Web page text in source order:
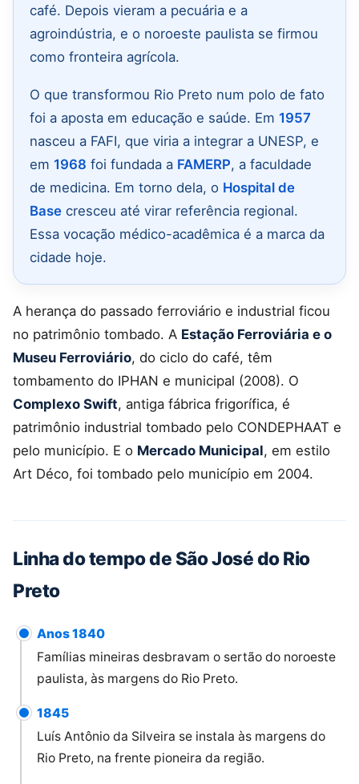
café. Depois vieram a pecuária e a
agroindústria, e o noroeste paulista se firmou
como fronteira agrícola.
O que transformou Rio Preto num polo de fato
foi a aposta em educação e saúde. Em 1957
nasceu a FAFI, que viria a integrar a UNESP, e
em 1968 foi fundada a FAMERP, a faculdade
de medicina. Em torno dela, o Hospital de
Base cresceu até virar referência regional.
Essa vocação médico-acadêmica é a marca da
cidade hoje.
A herança do passado ferroviário e industrial ficou
no patrimônio tombado. A Estação Ferroviária e o
Museu Ferroviário, do ciclo do café, têm
tombamento do IPHAN e municipal (2008). O
Complexo Swift, antiga fábrica frigorífica, é
patrimônio industrial tombado pelo CONDEPHAAT e
pelo município. E o Mercado Municipal, em estilo
Art Déco, foi tombado pelo município em 2004.
Linha do tempo de São José do Rio
Preto
Anos 1840
Famílias mineiras desbravam o sertão do noroeste
paulista, às margens do Rio Preto.
1845
Luís Antônio da Silveira se instala às margens do
Rio Preto, na frente pioneira da região.